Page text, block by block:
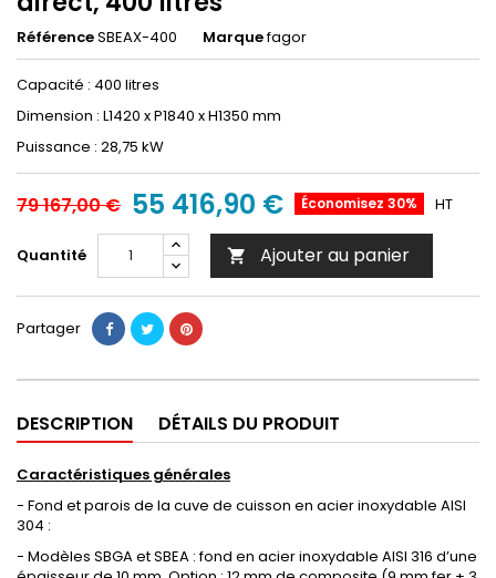
RéférenceSBEAX-400 Marquefagor
Capacité : 400 litres
Dimension : L1420 x P1840 x H1350 mm
Puissance : 28,75 kW
79 167,00 € 55 416,90 € Économisez 30% HT
Quantité  Ajouter au panier
Partager
DESCRIPTION DÉTAILS DU PRODUIT
Caractéristiques générales
- Fond et parois de la cuve de cuisson en acier inoxydable AISI
304 :
- Modèles SBGA et SBEA : fond en acier inoxydable AISI 316 d’une